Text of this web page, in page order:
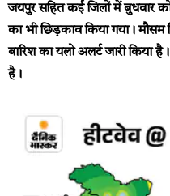
जयपुर सहित कई जिलों में बुधवार
का भी छिड़काव किया गया।
बारिश का यलो अलर्ट जारी किया
है।